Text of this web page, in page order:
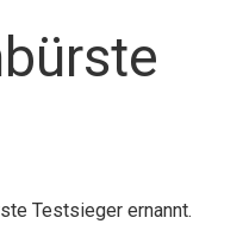
Testsieger ernannt.